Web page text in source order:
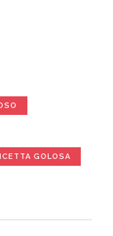
GOLOSA